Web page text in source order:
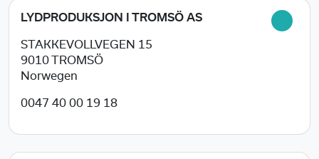
LYDPRODUKSJON I TROMSÖ AS
STAKKEVOLLVEGEN 15
9010
TROMSÖ
Norwegen
0047 40 00 19 18